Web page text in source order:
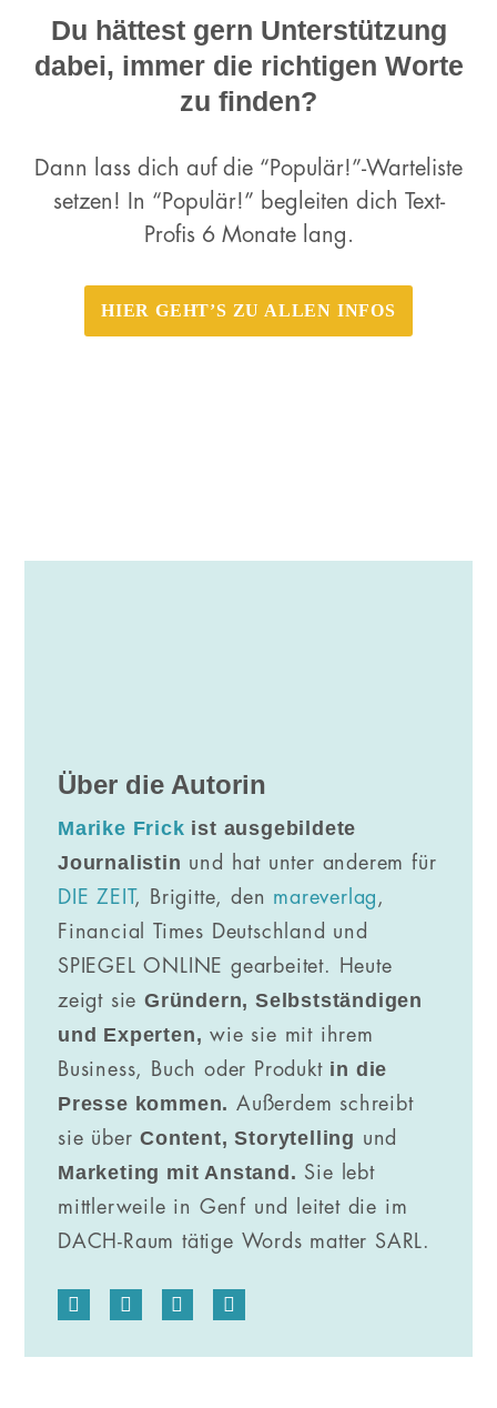
Du hättest gern Unterstützung
dabei, immer die richtigen Worte
zu finden?
Dann lass dich auf die “Populär!”-Warteliste
setzen! In “Populär!” begleiten dich Text-
Profis 6 Monate lang.
HIER GEHT’S ZU ALLEN INFOS
Über die Autorin
Marike Frick ist ausgebildete
Journalistin und hat unter anderem für
DIE ZEIT, Brigitte, den mareverlag ,
Financial Times Deutschland und
SPIEGEL ONLINE gearbeitet. Heute
zeigt sie Gründern, Selbstständigen
und Experten, wie sie mit ihrem
Business, Buch oder Produkt in die
Presse kommen. Außerdem schreibt
sie überContent, Storytelling und
Marketing mit Anstand. Sie lebt
mittlerweile in Genf und leitet die im
DACH-Raum tätige Words matter SARL.